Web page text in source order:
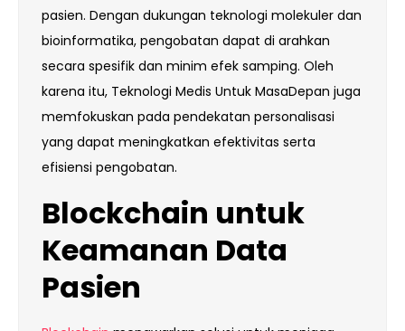
pasien. Dengan dukungan teknologi molekuler dan
bioinformatika, pengobatan dapat di arahkan
secara spesifik dan minim efek samping. Oleh
karena itu, Teknologi Medis Untuk MasaDepan juga
memfokuskan pada pendekatan personalisasi
yang dapat meningkatkan efektivitas serta
efisiensi pengobatan.
Blockchain untuk
Keamanan Data
Pasien